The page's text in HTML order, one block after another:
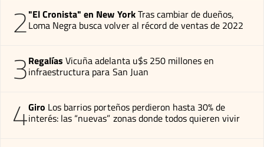
2"El Cronista" en New YorkTras cambiar de dueños,
Loma Negra busca volver al récord de ventas de 2022
3Regalías Vicuña adelanta u$s 250 millones en
infraestructura para San Juan
4Giro Los barrios porteños perdieron hasta 30% de
interés: las “nuevas” zonas donde todos quieren vivir